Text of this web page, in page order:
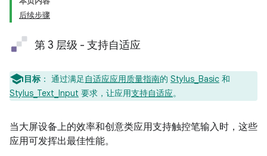
后续步骤
第 3 层级 - 支持自适应
目标 ： 通过满足 自适应应用质量指南的 Stylus_Basic 和
Stylus_Text_Input 要求，让应用支持自适应。
当大屏设备上的效率和创意类应用支持触控笔输入时，这些
应用可发挥出最佳性能。